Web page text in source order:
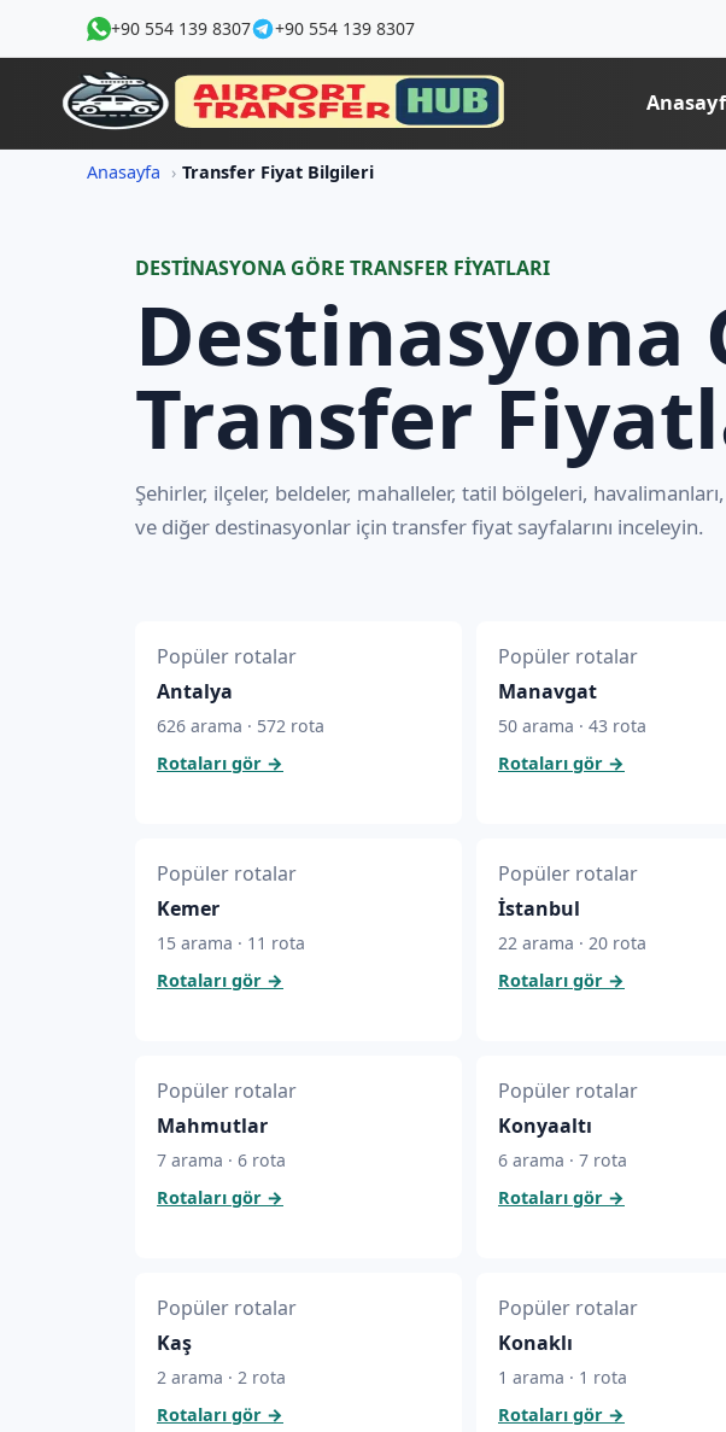
+90 554 139 8307 +90 554 139 8307
Anasayfa Transfer Fiyat Bilgileri
DESTINASYONA GÖRE TRANSFER FIYATLARI
Destinasyona
Transfer
Şehirler, ilçeler, beldeler, mahalleler, tatil bölgeleri,
ve diğer destinasyonlar için transfer fiyat sayfalarını inceleyin.
Popüler rotalar
Antalya
626 arama · 572 rota
Rotaları gör →
Popüler rotalar
Manavgat
50 arama · 43 rota
Rotaları gör →
Popüler rotalar
Kemer
15 arama · 11 rota
Rotaları gör →
Popüler rotalar
İstanbul
22 arama · 20 rota
Rotaları gör →
Popüler rotalar
Mahmutlar
7 arama · 6 rota
Rotaları gör →
Popüler rotalar
Konyaaltı
6 arama · 7 rota
Rotaları gör →
Popüler rotalar
Kaş
2 arama · 2 rota
Rotaları gör →
Popüler rotalar
Konaklı
1 arama · 1 rota
Rotaları gör →